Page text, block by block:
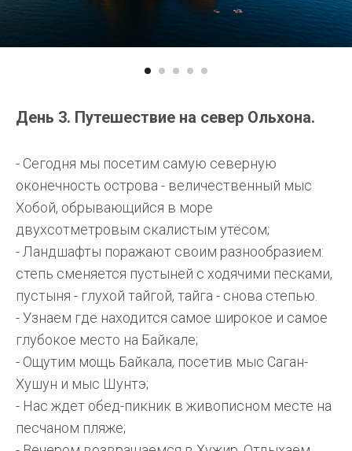
День 3. Путешествие на север Ольхона.
- Сегодня мы посетим самую северную
оконечность острова - величественный мыс
Хобой, обрывающийся в море
двухсотметровым скалистым утёсом;
- Ландшафты поражают своим разнообразием:
степь сменяется пустыней с ходячими песками,
пустыня - глухой тайгой, тайга - снова степью.
- Узнаем где находится самое широкое и самое
глубокое место на Байкале;
- Ощутим мощь Байкала, посетив мыс Саган-
Хушун и мыс Шунтэ;
- Нас ждет обед-пикник в живописном месте на
песчаном пляже;